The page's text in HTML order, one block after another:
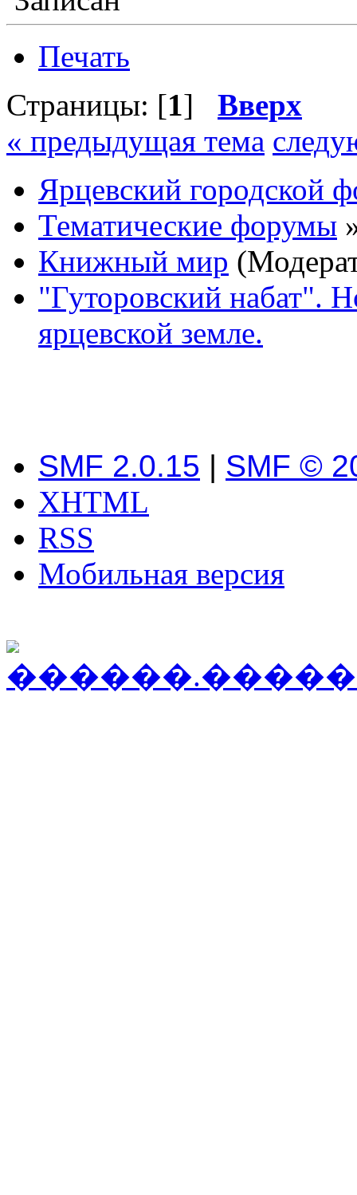
Печать
Страницы: [1] Вверх
« предыдущая тема
Ярцевский городской
Тематические форумы
Книжный мир
"Гуторовский набат".
ярцевской земле.
SMF 2.0.15 | SMF ©
XHTML
RSS
Мобильная версия